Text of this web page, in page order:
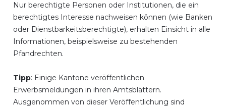
Nur berechtigte Personen oder Institutionen, die ein
berechtigtes Interesse nachweisen können (wie Banken
oder Dienstbarkeitsberechtigte), erhalten Einsicht in alle
Informationen, beispielsweise zu bestehenden
Pfandrechten.
Tipp: Einige Kantone veröffentlichen
Erwerbsmeldungen in ihren Amtsblättern.
Ausgenommen von dieser Veröffentlichung sind